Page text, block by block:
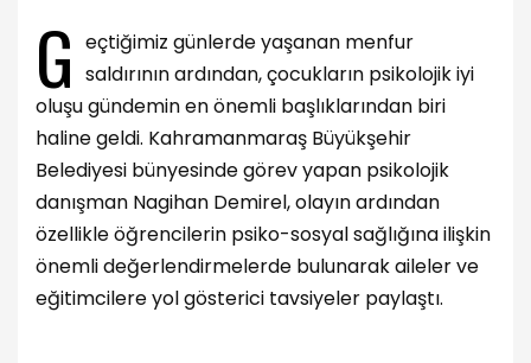
G eçtiğimiz günlerde yaşanan menfur
saldırının ardından, çocukların psikolojik iyi
oluşu gündemin en önemli başlıklarından biri
haline geldi. Kahramanmaraş Büyükşehir
Belediyesi bünyesinde görev yapan psikolojik
danışman Nagihan Demirel, olayın ardından
özellikle öğrencilerin psiko-sosyal sağlığına ilişkin
önemli değerlendirmelerde bulunarak aileler ve
eğitimcilere yol gösterici tavsiyeler paylaştı.